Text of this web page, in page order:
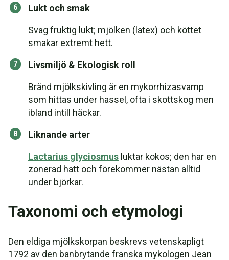
Lukt och smak
Svag fruktig lukt; mjölken (latex) och köttet
smakar extremt hett.
Livsmiljö & Ekologisk roll
Bränd mjölkskivling är en mykorrhizasvamp
som hittas under hassel, ofta i skottskog men
ibland intill häckar.
Liknande arter
Lactarius glyciosmus luktar kokos; den har en
zonerad hatt och förekommer nästan alltid
under björkar.
Taxonomi och etymologi
Den eldiga mjölkskorpan beskrevs vetenskapligt
1792 av den banbrytande franska mykologen Jean